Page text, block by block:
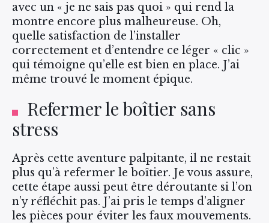
avec un « je ne sais pas quoi » qui rend la
montre encore plus malheureuse. Oh,
quelle satisfaction de l’installer
correctement et d’entendre ce léger « clic »
qui témoigne qu’elle est bien en place. J’ai
même trouvé le moment épique.
Refermer le boîtier sans
stress
Après cette aventure palpitante, il ne restait
plus qu’à refermer le boîtier. Je vous assure,
cette étape aussi peut être déroutante si l’on
n’y réfléchit pas. J’ai pris le temps d’aligner
les pièces pour éviter les faux mouvements.